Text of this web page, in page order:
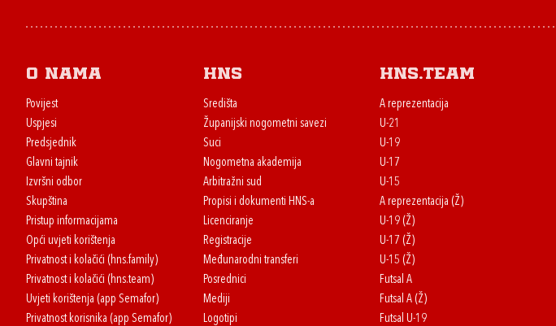
O nama
Povijest
Uspjesi
Predsjednik
Glavni tajnik
Izvršni odbor
Skupština
Pristup informacijama
Opći uvjeti korištenja
Privatnost i kolačići (hns.family)
Privatnost i kolačići (hns.team)
Uvjeti korištenja (app Semafor)
Privatnost korisnika (app Semafor)
HNS
Središta
Županijski nogometni savezi
Suci
Nogometna akademija
Arbitražni sud
Propisi i dokumenti HNS-a
Licenciranje
Registracije
Međunarodni transferi
Posrednici
Mediji
Logotipi
HNS.team
A reprezentacija
U-21
U-19
U-17
U-15
A reprezentacija (Ž)
U-19 (Ž)
U-17 (Ž)
U-15 (Ž)
Futsal A
Futsal A (Ž)
Futsal U-19